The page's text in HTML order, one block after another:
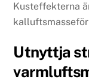
Kusteffekterna
Utnyttja